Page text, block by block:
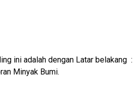
ini adalah dengan Latar
Minyak Bumi.